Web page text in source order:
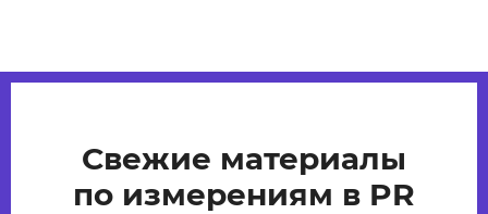
Свежие материалы
по измерениям в PR